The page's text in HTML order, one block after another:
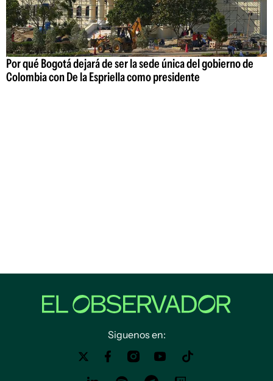
Por qué Bogotá dejará de ser la sede única del gobierno de
Colombia con De la Espriella como presidente
Siguenos en: